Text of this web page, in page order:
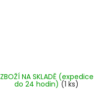
ZBOŽÍ NA SKLADĚ (expedice
do 24 hodin) (1 ks)